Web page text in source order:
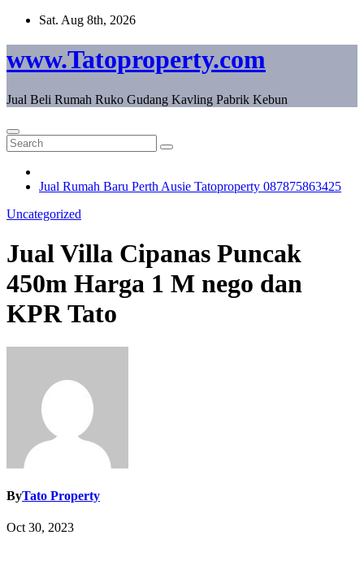
Skip
content
Sat. Aug 8th, 2026
www.Tatoproperty.com
Jual Beli Rumah Ruko Gudang Kavling Pabrik Kebun
Jual Rumah Baru Perth Ausie Tatoproperty 087875863425
Uncategorized
Jual Villa Cipanas Puncak
450m Harga 1 M nego dan
KPR Tato
ByTato Property
Oct 30, 2023